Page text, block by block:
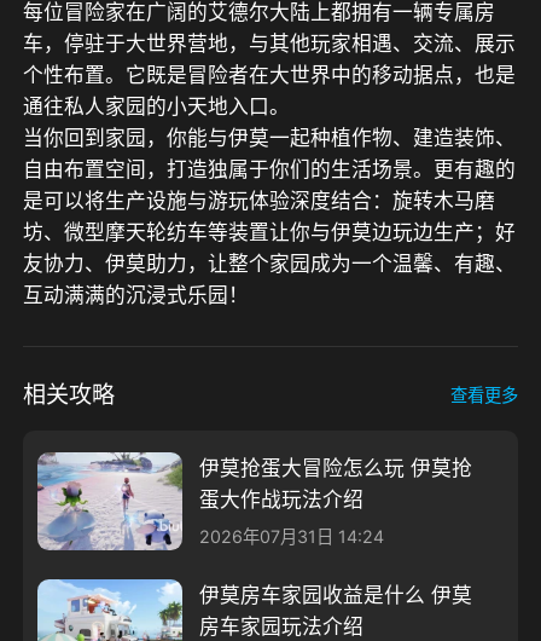
每位冒险家在广阔的艾德尔大陆上都拥有一辆专属房
车，停驻于大世界营地，与其他玩家相遇、交流、展示
个性布置。它既是冒险者在大世界中的移动据点，也是
通往私人家园的小天地入口。
当你回到家园，你能与伊莫一起种植作物、建造装饰、
自由布置空间，打造独属于你们的生活场景。更有趣的
是可以将生产设施与游玩体验深度结合：旋转木马磨
坊、微型摩天轮纺车等装置让你与伊莫边玩边生产；好
友协力、伊莫助力，让整个家园成为一个温馨、有趣、
互动满满的沉浸式乐园！
相关攻略 查看更多
伊莫抢蛋大冒险怎么玩 伊莫抢
蛋大作战玩法介绍
2026年07月31日 14:24
伊莫房车家园收益是什么 伊莫
房车家园玩法介绍